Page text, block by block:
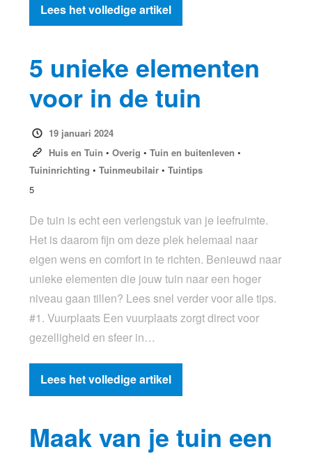
Lees het volledige artikel
5 unieke elementen
voor in de tuin
19 januari 2024
Huis en Tuin • Overig • Tuin en buitenleven •
Tuininrichting •Tuinmeubilair •Tuintips
5
De tuin is echt een verlengstuk van je leefruimte.
Het is daarom fijn om deze plek helemaal naar
eigen wens en comfort in te richten. Benieuwd naar
unieke elementen die jouw tuin naar een hoger
niveau gaan tillen? Lees snel verder voor alle tips.
#1. Vuurplaats Een vuurplaats zorgt direct voor
gezelligheid en sfeer in…
Lees het volledige artikel
Maak van je tuin een